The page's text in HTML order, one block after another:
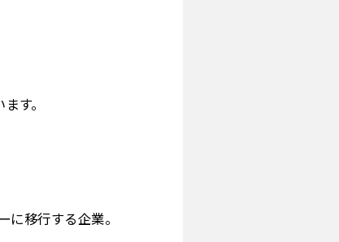
す。
移行する企業。